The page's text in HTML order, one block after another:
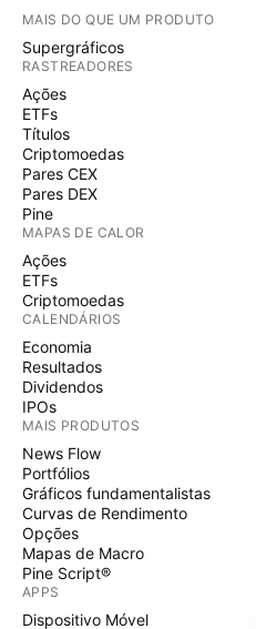
MAIS DO QUE UM PRODUTO
Supergráficos
RASTREADORES
Ações
ETFs
Títulos
Criptomoedas
Pares CEX
Pares DEX
Pine
MAPAS DE CALOR
Ações
ETFs
Criptomoedas
CALENDÁRIOS
Economia
Resultados
Dividendos
IPOs
MAIS PRODUTOS
News Flow
Portfólios
Gráficos fundamentalistas
Curvas de Rendimento
Opções
Mapas de Macro
Pine Script®
APPS
Dispositivo Móvel